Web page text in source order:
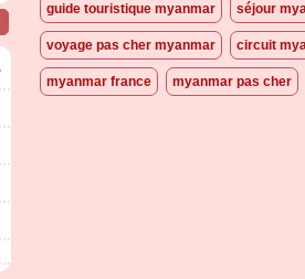
guide touristique myanmar séjour
voyage pas cher myanmar circuit
myanmar france myanmar pas cher